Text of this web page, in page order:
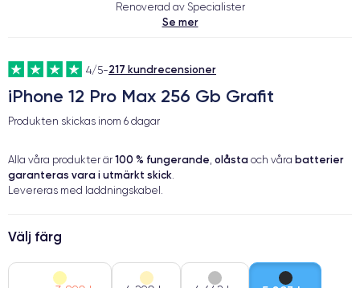
Renoverad av Specialister
Se mer
4/5-217 kundrecensioner
iPhone 12 Pro Max 256 Gb Grafit
Produkten skickas inom 6 dagar
Alla våra produkter är 100 % fungerande, olåsta och våra batterier
garanteras vara i utmärkt skick.
Levereras med laddningskabel.
Välj färg